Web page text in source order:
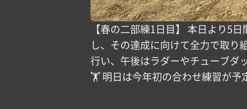
【春の二部練1日目】 本日より5
し、その達成に向けて全力で取り
行い、午後はラダーやチューブダ
🏋️ 明日は今年初の合わせ練習が予